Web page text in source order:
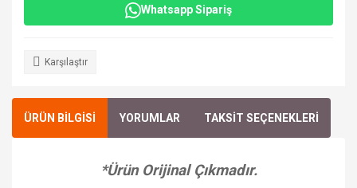
Whatsapp Sipariş
Karşılaştır
ÜRÜN BİLGİSİ YORUMLAR TAKSİT SEÇENEKLERİ
*Ürün Orijinal Çıkmadır.